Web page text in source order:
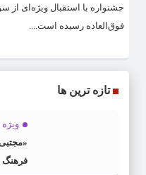
جشنواره با استقبال ویژه‌ای
فوق‌العاده رسیده است....
تازه ترین ها
ویژه
فرهنگ